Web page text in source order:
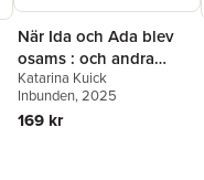
När Ida och Ada blev
osams : och andra
berättelser för dig som
vill läsa lite mer, Läs-
nivå 3
Katarina Kuick
Inbunden, 2025
169 kr